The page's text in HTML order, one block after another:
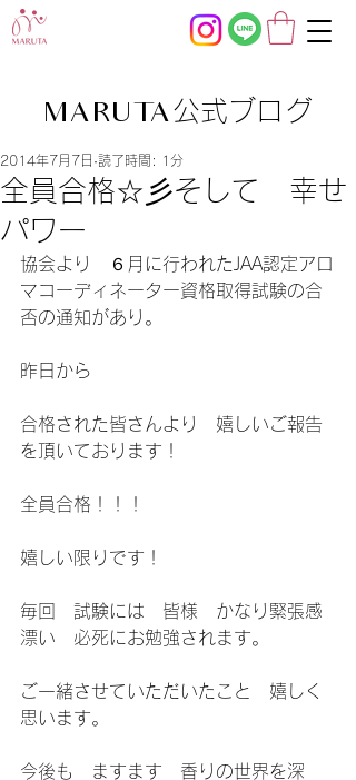
MARUTA公式ブログ
全員合格☆彡そして 幸せ
パワー
2014年7月7日 読了時間: 1分
協会より　６月に行われたJAA認定アロ
マコーディネーター資格取得試験の合
否の通知があり。
昨日から
合格された皆さんより　嬉しいご報告
を頂いております！
全員合格！！！
嬉しい限りです！
毎回　試験には　皆様　かなり緊張感
漂い　必死にお勉強されます。
ご一緒させていただいたこと　嬉しく
思います。
今後も　ますます　香りの世界を深